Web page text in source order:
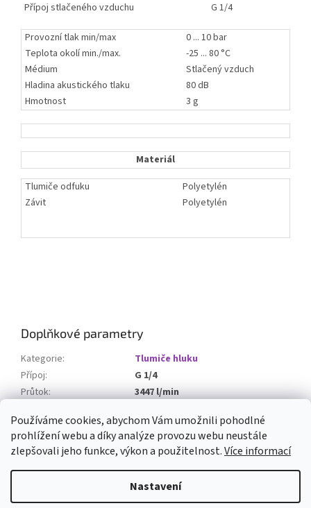
Používáme cookies, abychom Vám umožnili pohodlné
prohlížení webu a díky analýze provozu webu neustále
zlepšovali jeho funkce, výkon a použitelnost.Více informací
Nastavení
Přípoj stlačeného vzduchu
G 1/4
Provozní tlak min/max
0 ... 10 bar
Teplota okolí min./max.
-25 ... 80 °C
Médium
Stlačený vzduch
Hladina akustického tlaku
80 dB
Hmotnost
3 g
Materiál
Tlumiče odfuku
Polyetylén
Závit
Polyetylén
Doplňkové parametry
Kategorie:
Tlumiče hluku
Přípoj:
G 1/4
Průtok:
3447 l/min